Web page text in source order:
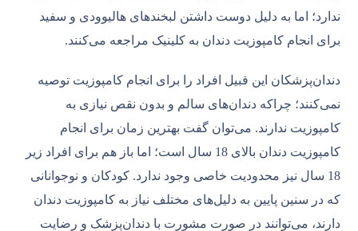
ندارد؛ اما به دلیل دوست داشتن لبخندهای هالیوودی و سفید
برای انجام کامپوزیت دندان به کلینیک مراجعه می‌کنند.
دندان‌پزشکان این قبیل افراد را برای انجام کامپوزیت توصیه
نمی‌کنند؛ چراکه دندان‌های سالم و بدون نقص نیازی به
کامپوزیت ندارند. می‌توان گفت بهترین زمان برای انجام
کامپوزیت دندان بالای 18 سال است؛ اما باز هم برای افراد زیر
18 سال نیز محدودیت خاصی وجود ندارد. کودکان و نوجوانانی
که در سنین پایین به دلیل‌های مختلف نیاز به کامپوزیت دندان
دارند، می‌توانند در صورت مشورت با دندان‌پزشک و رضایت